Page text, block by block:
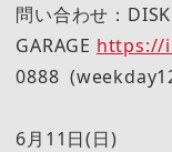
問い合わせ：DISK
GARAGE https://
0888
6月11日(日)